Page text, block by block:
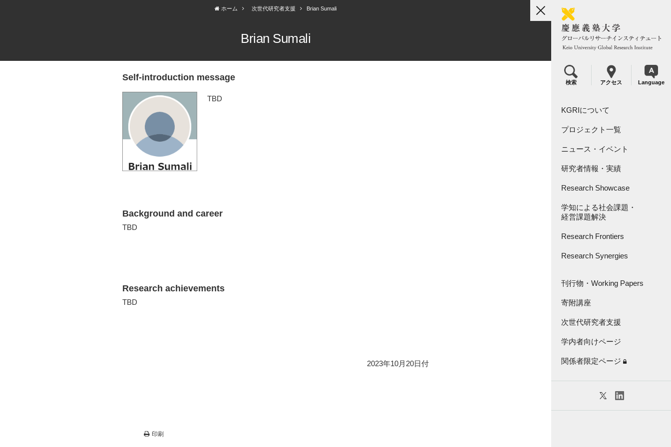
toggle
navigation
検索 アクセス Language
KGRIについて
組織概要
リーダーシップ
プロジェクト一覧
KGRI研究プロジェクト
KGRI内センター
ニュース・イベント
研究者情報・実績
Research Showcase
Research Video Index
研究支援事業
Great Thinker Series
学知による社会課題・
経営課題解決
Research Frontiers
論文紹介
Research Synergies
刊行物・Working Papers
刊行物
Working Papers
寄附講座
次世代研究者支援
KGRI独自の研究補助金
特任教員紹介
学内者向けページ
関係者限定ページ
ホーム 次世代研究者支援 Brian Sumali
Brian Sumali
Self-introduction message
TBD
Background and career
TBD
Research achievements
TBD
2023年10月20日付
印刷